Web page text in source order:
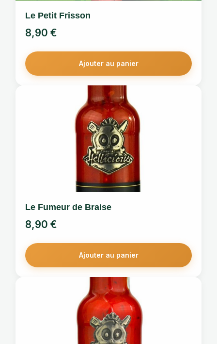
Le Petit Frisson
8,90 €
Ajouter au panier
Le Fumeur de Braise
8,90 €
Ajouter au panier